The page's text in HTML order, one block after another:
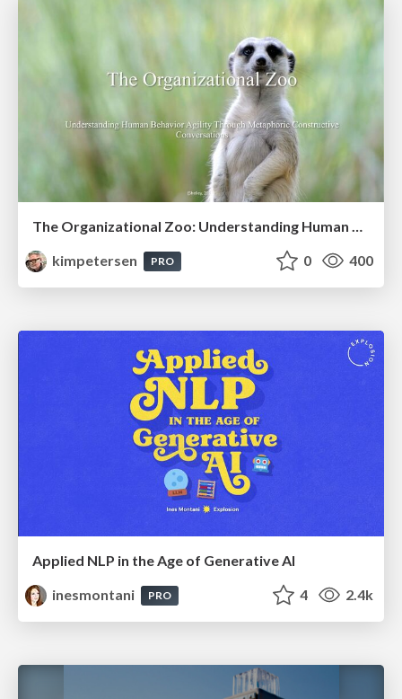
The Organizational Zoo: Understanding Human Behavior Agility Through Metaphoric Constructive Conversations (based on the works of Arthur Shelley, Ph.D)
kimpetersen
PRO 0 400
Applied NLP in the Age of Generative AI
inesmontani
PRO 4 2.4k